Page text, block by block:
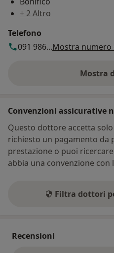
+ 2 Altro
Telefono
091 986...Mostra numero
Mostra
Convenzioni assicurative
Questo dottore accetta
richiesto un pagamento da
prestazione o puoi
abbia una convenzione con
Filtra dottori
Recensioni